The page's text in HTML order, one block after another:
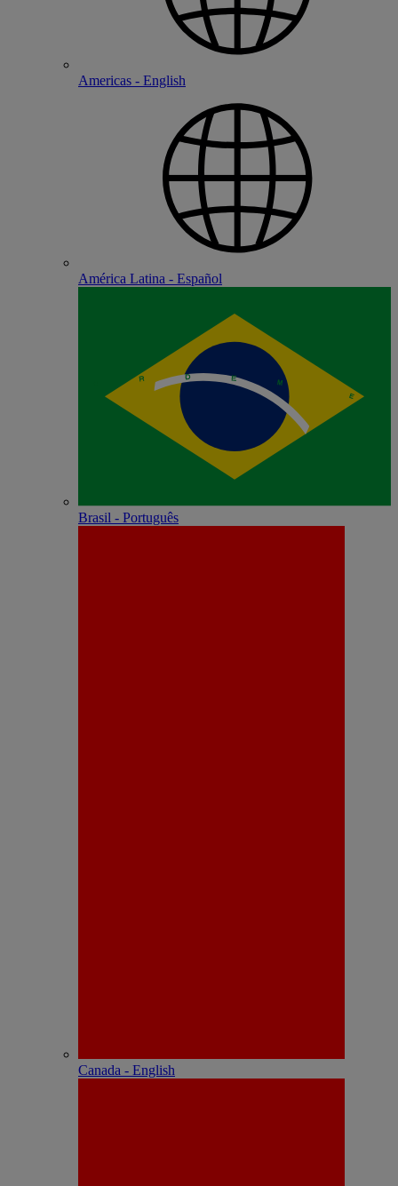
Americas - English
América Latina - Español
Brasil - Português
Canada - English